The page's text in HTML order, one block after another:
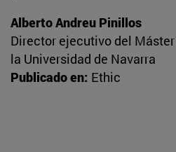
Alberto Andreu Pinillos
Director ejecutivo del
la Universidad de Navarra
Publicado en: Ethic